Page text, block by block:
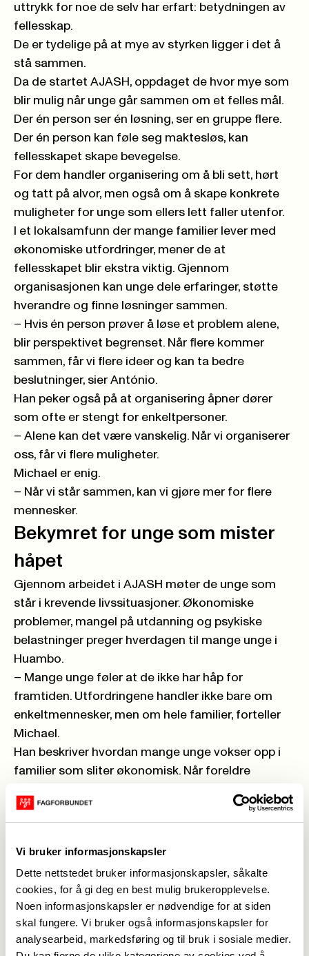
Vi bruker informasjonskapsler
Dette nettstedet bruker informasjonskapsler, såkalte
cookies, for å gi deg en best mulig brukeropplevelse.
Noen informasjonskapsler er nødvendige for at siden
skal fungere. Vi bruker også informasjonskapsler for
analysearbeid, markedsføring og til bruk i sosiale medier.
uttrykk for noe de selv har erfart: betydningen av
fellesskap.
De er tydelige på at mye av styrken ligger i det å
stå sammen.
Da de startet AJASH, oppdaget de hvor mye som
blir mulig når unge går sammen om et felles mål.
Der én person ser én løsning, ser en gruppe flere.
Der én person kan føle seg maktesløs, kan
fellesskapet skape bevegelse.
For dem handler organisering om å bli sett, hørt
og tatt på alvor, men også om å skape konkrete
muligheter for unge som ellers lett faller utenfor.
I et lokalsamfunn der mange familier lever med
økonomiske utfordringer, mener de at
fellesskapet blir ekstra viktig. Gjennom
organisasjonen kan unge dele erfaringer, støtte
hverandre og finne løsninger sammen.
– Hvis én person prøver å løse et problem alene,
blir perspektivet begrenset. Når flere kommer
sammen, får vi flere ideer og kan ta bedre
beslutninger, sier António.
Han peker også på at organisering åpner dører
som ofte er stengt for enkeltpersoner.
– Alene kan det være vanskelig. Når vi organiserer
oss, får vi flere muligheter.
Michael er enig.
– Når vi står sammen, kan vi gjøre mer for flere
mennesker.
Bekymret for unge som mister
håpet
Gjennom arbeidet i AJASH møter de unge som
står i krevende livssituasjoner. Økonomiske
problemer, mangel på utdanning og psykiske
belastninger preger hverdagen til mange unge i
Huambo.
– Mange unge føler at de ikke har håp for
framtiden. Utfordringene handler ikke bare om
enkeltmennesker, men om hele familier, forteller
Michael.
Han beskriver hvordan mange unge vokser opp i
familier som sliter økonomisk. Når foreldre
barnas muligheter til å fullføre skolegangen og
skape seg en framtid.
Samtidig ser han hvordan økonomiske problemer
sammen.
Ifølge Michael kan manglende støtte føre til at
unge mister motivasjonen, faller ut av skolen eller
flytter hjemmefra. Noen sliter med depresjon,